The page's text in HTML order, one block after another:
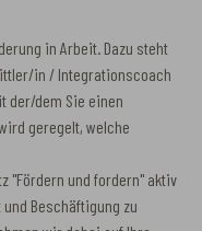
in Arbeit. Dazu steht
in / Integrationscoach
der/dem Sie einen
geregelt, welche
"Fördern und fordern" aktiv
Beschäftigung zu